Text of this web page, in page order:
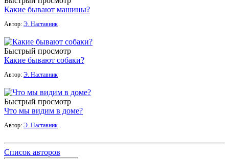
Какие бывают машины?
Автор: Э. Наставник
Быстрый просмотр
Какие бывают собаки?
Автор: Э. Наставник
Быстрый просмотр
Что мы видим в доме?
Автор: Э. Наставник
Список авторов